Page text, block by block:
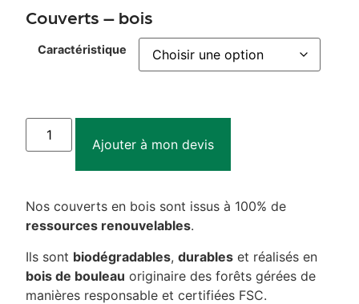
Couverts – bois
Caractéristique
Ajouter à mon devis
Nos couverts en bois sont issus à 100% de
ressources renouvelables.
Ils sont biodégradables,durables et réalisés en
bois de bouleau originaire des forêts gérées de
manières responsable et certifiées FSC.